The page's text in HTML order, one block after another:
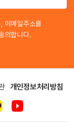
이메일주소를
의합니다.
개인정보처리방침